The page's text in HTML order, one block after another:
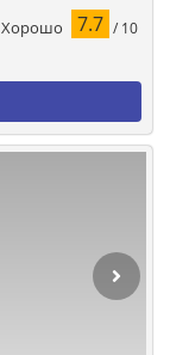
Хорошо 7.7 / 10